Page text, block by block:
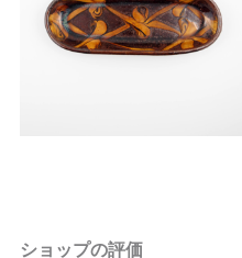
ショップの評価